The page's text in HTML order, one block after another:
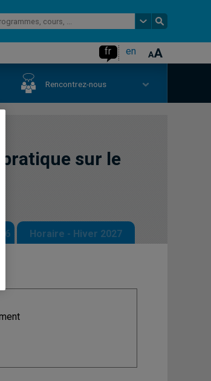
fr en
Rencontrez-nous
sur le
Horaire - Hiver 2027